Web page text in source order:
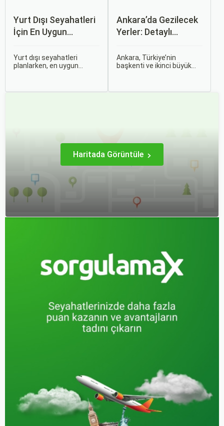
Yurt Dışı Seyahatleri
İçin En Uygun
Yurt dışı seyahatleri
planlarken, en uygun
Ankara’da Gezilecek
Yerler: Detaylı
Ankara, Türkiye’nin
başkenti ve ikinci büyük
imkanları sunmaktadır.
Haritada Görüntüle